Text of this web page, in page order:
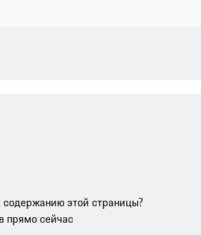
этой страницы?
прямо сейчас